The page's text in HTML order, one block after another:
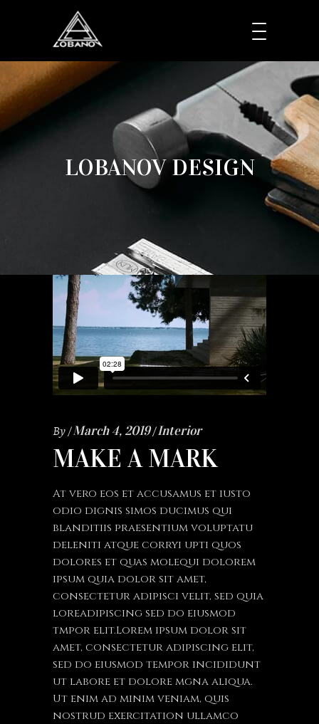
LOBANOV DESIGN
By March 4, 2019 Interior
MAKE A MARK
At vero eos et accusamus et iusto
odio dignis simos ducimus qui
blanditiis praesentium voluptatu
deleniti atque corryi upti quos
dolores et quas molequi dolorem
ipsum quia dolor sit amet,
consectetur adipisci velit, sed quia
loreadipiscing sed do eiusmod
tmpor elit.Lorem ipsum dolor sit
amet, consectetur adipiscing elit,
sed do eiusmod tempor incididunt
ut labore et dolore mgna aliqua.
Ut enim ad minim veniam, quis
nostrud exercitation ullamco